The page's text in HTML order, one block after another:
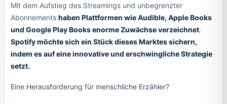
Mit dem Aufstieg des Streamings und unbegrenzter
Abonnements haben Plattformen wie Audible, Apple Books
und Google Play Books enorme Zuwächse verzeichnet.
Spotify möchte sich ein Stück dieses Marktes sichern,
indem es auf eine innovative und erschwingliche Strategie
setzt.
Eine Herausforderung für menschliche Erzähler?